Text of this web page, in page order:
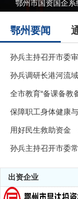
鄂州市国资国企
鄂州要闻
孙兵主持召开市委
全市教育“备课备教
保障职工身体健康
用好民生救助资金
孙兵主持召开市委
出资企业